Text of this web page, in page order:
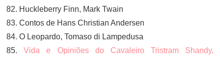
82. Huckleberry Finn, Mark Twain
83. Contos de Hans Christian Andersen
84. O Leopardo, Tomaso di Lampedusa
85.Vida e Opiniões do Cavaleiro Tristram Shandy,